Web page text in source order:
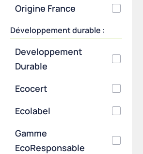
Origine France
Développement durable :
Developpement
Durable
Ecocert
Ecolabel
Gamme
EcoResponsable